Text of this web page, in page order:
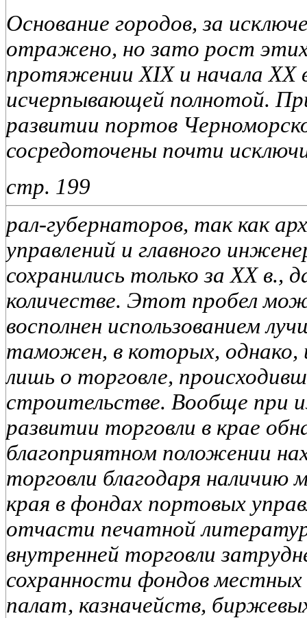
Основание городов, за
отражено, но зато рост этих
протяжении XIX и начала XX
исчерпывающей полнотой.
развитии портов
сосредоточены почти
стр. 199
рал-губернаторов, так как
управлений и главного
сохранились только за XX в.,
количестве. Этот пробел
восполнен использованием
таможен, в которых,
лишь о торговле,
строительстве. Вообще при
развитии торговли в крае
благоприятном положении
торговли благодаря наличию
края в фондах портовых
отчасти печатной
внутренней торговли
сохранности фондов местных
палат, казначейств,